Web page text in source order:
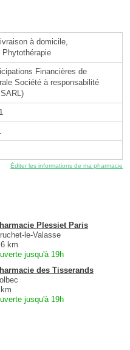
à domicile,
Phytothérapie
Financières de
Société à responsabilité
Éditer les informations de ma pharmacie
Plessiet Paris
le-Valasse
km
jusqu'à 19h
des Tisserands
jusqu'à 19h